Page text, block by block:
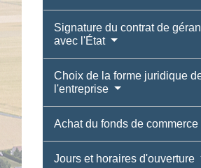
Signature du contrat de
avec l'État
Choix de la forme juridique
l'entreprise
Achat du fonds de commerce
Jours et horaires d'ouverture